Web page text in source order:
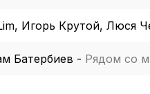
Игорь Крутой, Люся
Батербиев - Рядом со